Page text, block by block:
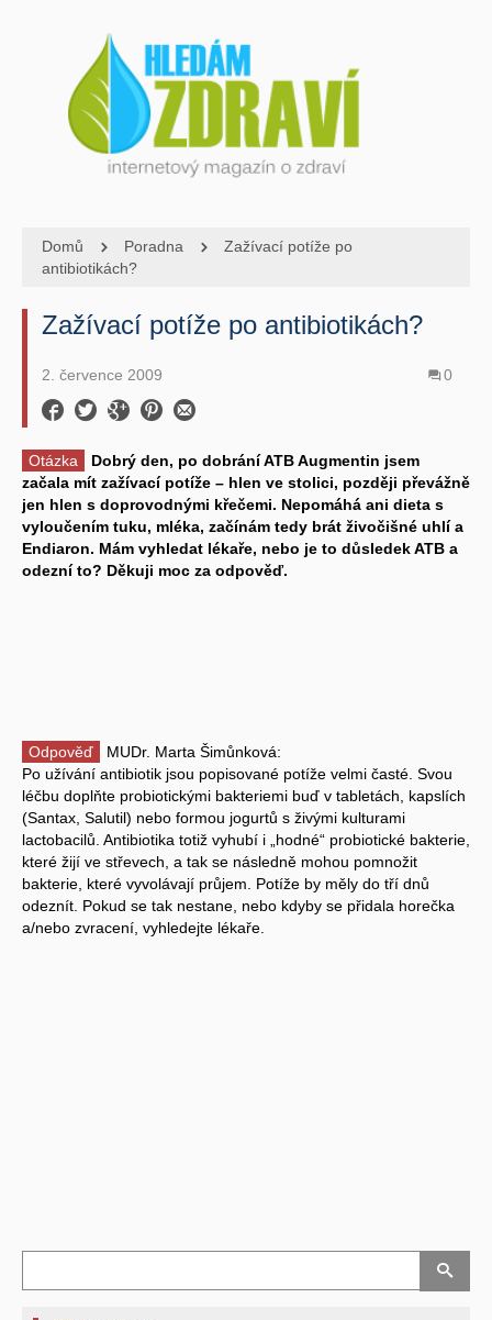
Domů Poradna
Zažívací potíže po
antibiotikách?
Zažívací potíže po antibiotikách?
2. července 2009 0
Otázka
Dobrý den, po dobrání ATB Augmentin jsem
začala mít zažívací potíže – hlen ve stolici, později převážně
jen hlen s doprovodnými křečemi. Nepomáhá ani dieta s
vyloučením tuku, mléka, začínám tedy brát živočišné uhlí a
Endiaron. Mám vyhledat lékaře, nebo je to důsledek ATB a
odezní to? Děkuji moc za odpověď.
Odpověď
MUDr. Marta Šimůnková:
Po užívání antibiotik jsou popisované potíže velmi časté. Svou
léčbu doplňte probiotickými bakteriemi buď v tabletách, kapslích
(Santax, Salutil) nebo formou jogurtů s živými kulturami
lactobacilů. Antibiotika totiž vyhubí i „hodné“ probiotické bakterie,
které žijí ve střevech, a tak se následně mohou pomnožit
bakterie, které vyvolávají průjem. Potíže by měly do tří dnů
odeznít. Pokud se tak nestane, nebo kdyby se přidala horečka
a/nebo zvracení, vyhledejte lékaře.